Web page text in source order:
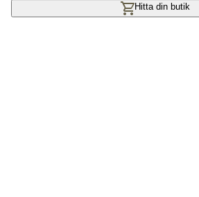
Hitta din butik